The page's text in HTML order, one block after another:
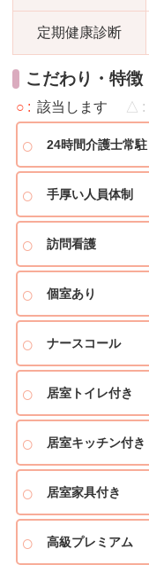
定期健康診断
こだわり・特徴
○ 該当します △
24時間介護士常駐
手厚い人員体制
訪問看護
個室あり
ナースコール
居室トイレ付き
居室キッチン付き
居室家具付き
高級プレミアム